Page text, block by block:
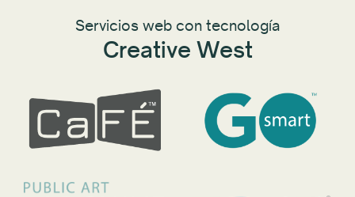
Servicios web con tecnología
Creative West